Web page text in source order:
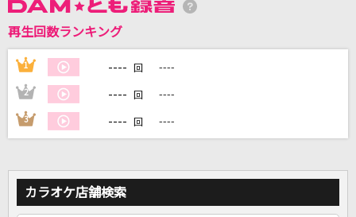
再生回数ランキング
1 ---- 回 ----
2 ---- 回 ----
3 ---- 回 ----
カラオケ店舗検索